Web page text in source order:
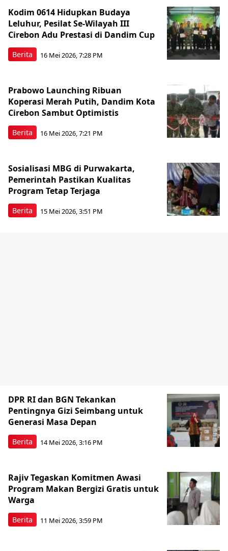
Berita
Kodim 0614 Hidupkan Budaya
Leluhur, Pesilat Se-Wilayah III
Cirebon Adu Prestasi di Dandim Cup
16 Mei 2026, 7:28 PM
Berita
Prabowo Launching Ribuan
Koperasi Merah Putih, Dandim Kota
Cirebon Sambut Optimistis
16 Mei 2026, 7:21 PM
Berita
Sosialisasi MBG di Purwakarta,
Pemerintah Pastikan Kualitas
Program Tetap Terjaga
15 Mei 2026, 3:51 PM
Berita
DPR RI dan BGN Tekankan
Pentingnya Gizi Seimbang untuk
Generasi Masa Depan
14 Mei 2026, 3:16 PM
Berita
Rajiv Tegaskan Komitmen Awasi
Program Makan Bergizi Gratis untuk
Warga
11 Mei 2026, 3:59 PM